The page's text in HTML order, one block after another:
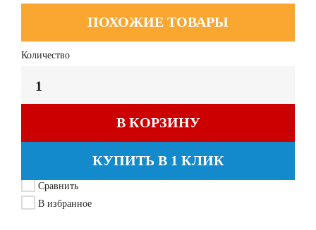
ПОХОЖИЕ ТОВАРЫ
Количество
В КОРЗИНУ
КУПИТЬ В 1 КЛИК
Сравнить
В избранное